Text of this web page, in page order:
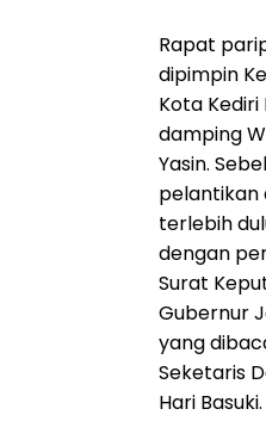
Rapat
dipimpin
Kota Kediri
damping
Yasin.
pelantikan
terlebih
dengan
Surat
Gubernur
yang
Seketaris
Hari Basuki.